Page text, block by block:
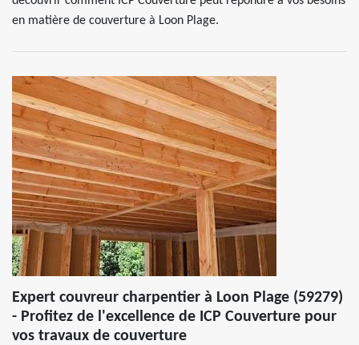
en matière de couverture à Loon Plage.
Expert couvreur charpentier à Loon Plage (59279)
- Profitez de l'excellence de ICP Couverture pour
vos travaux de couverture